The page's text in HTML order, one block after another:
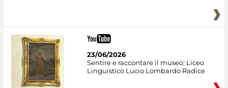
23/06/2026
Sentire e raccontare il museo: Liceo
Linguistico Lucio Lombardo Radice